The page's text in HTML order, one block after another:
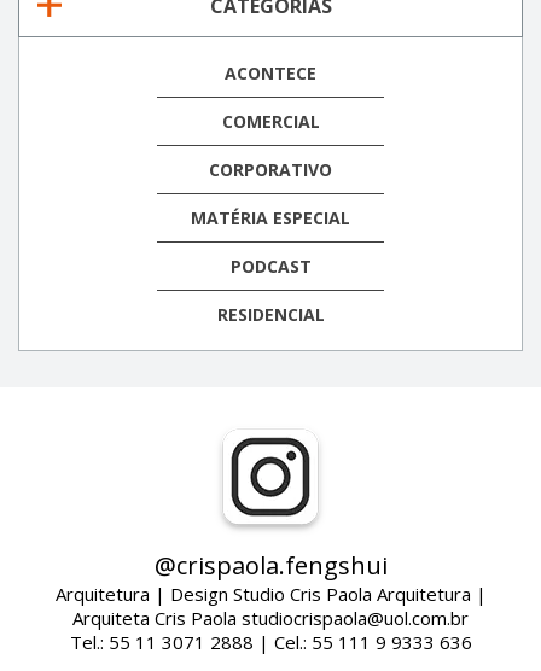
CATEGORIAS
ACONTECE
COMERCIAL
CORPORATIVO
MATÉRIA ESPECIAL
PODCAST
RESIDENCIAL
@crispaola.fengshui
Arquitetura | Design Studio Cris Paola Arquitetura |
Arquiteta Cris Paola studiocrispaola@uol.com.br
Tel.: 55 11 3071 2888 | Cel.: 55 111 9 9333 636